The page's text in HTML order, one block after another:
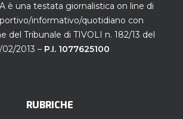
è una testata giornalistica on line di
informativo/quotidiano con
del Tribunale di TIVOLI n. 182/13 del
02/2013 – P.I. 1077625100
RUBRICHE